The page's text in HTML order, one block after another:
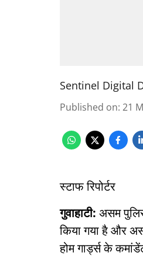
Sentinel Digital
Published on: 21
स्टाफ रिपोर्टर
गुवाहाटी: असम
किया गया है और
होम गार्ड्स के